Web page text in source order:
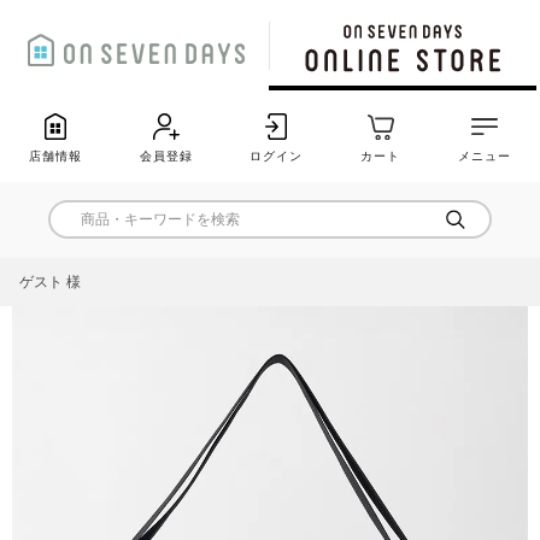
店舗情報 会員登録 ログイン カート メニュー
ゲスト 様